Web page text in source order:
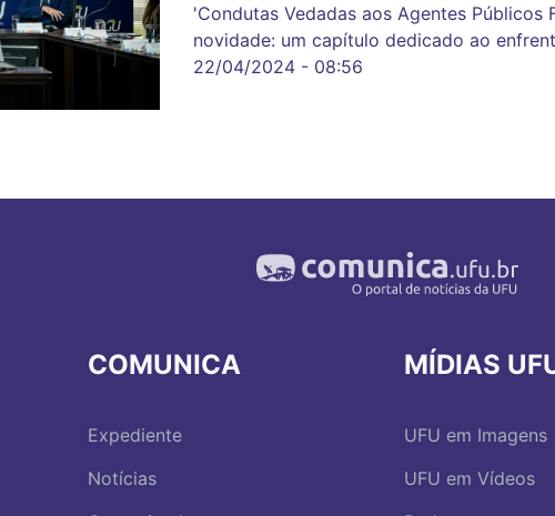
'Condutas Vedadas aos Agentes Públicos
novidade: um capítulo dedicado ao
22/04/2024 - 08:56
COMUNICA
Expediente
Notícias
MÍDIAS
UFU em Imagens
UFU em Vídeos